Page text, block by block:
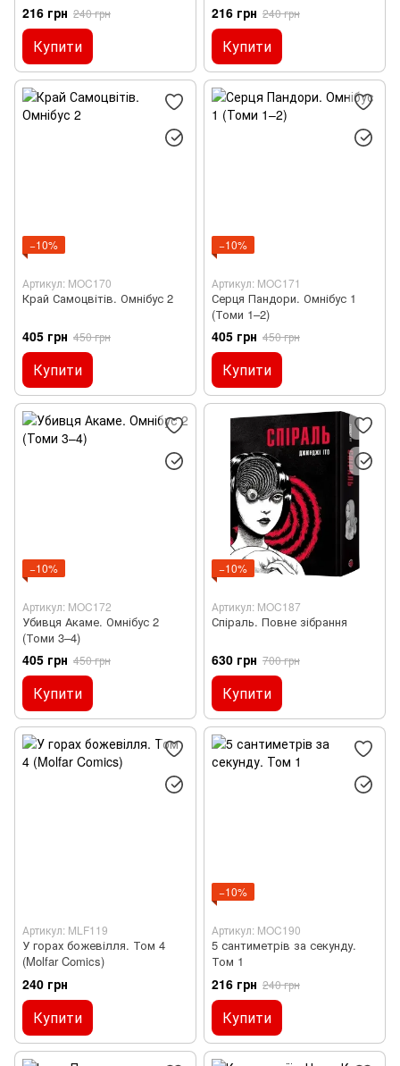
216 грн 240 грн
Купити
216 грн 240 грн
Купити
−10%
Артикул: MOC170
Край Самоцвітів. Омнібус 2
405 грн 450 грн
Купити
−10%
Артикул: MOC171
Серця Пандори. Омнібус 1
(Томи 1–2)
405 грн 450 грн
Купити
−10%
Артикул: MOC172
Убивця Акаме. Омнібус 2
(Томи 3–4)
405 грн 450 грн
Купити
−10%
Артикул: MOC187
Спіраль. Повне зібрання
630 грн 700 грн
Купити
Артикул: MLF119
У горах божевілля. Том 4
(Molfar Comics)
240 грн
Купити
−10%
Артикул: MOC190
5 сантиметрів за секунду.
Том 1
216 грн 240 грн
Купити